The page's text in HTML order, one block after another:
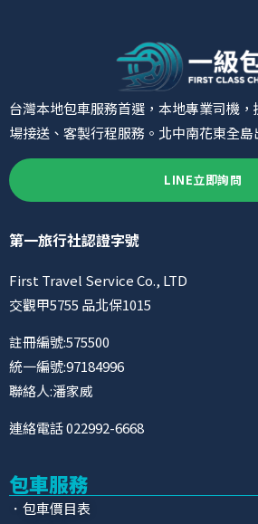
台灣本地包車服務首選，本地專業司機
場接送、客製行程服務。北中南花東全島
LINE立即詢問
第一旅行社認證字號
First Travel Service Co., LTD
交觀甲5755 品北保1015
註冊編號:575500
統一編號:97184996
聯絡人:潘家威
連絡電話 022992-6668
包車服務
．包車價目表